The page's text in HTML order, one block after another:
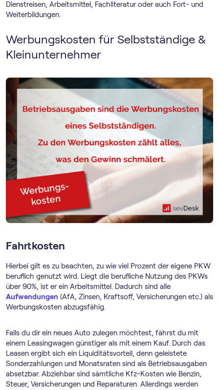
Dienstreisen, Arbeitsmittel, Fachliteratur oder auch Fort- und
Weiterbildungen.
Werbungskosten für Selbstständige &
Kleinunternehmer
Fahrtkosten
Hierbei gilt es zu beachten, zu wie viel Prozent der eigene PKW
beruflich genutzt wird. Liegt die berufliche Nutzung des PKWs
über 90%, ist er ein Arbeitsmittel. Dadurch sind alle
Aufwendungen (AfA, Zinsen, Kraftsoff, Versicherungen etc.) als
Werbungskosten abzugsfähig.
Falls du dir ein neues Auto zulegen möchtest, fährst du mit
einem Leasingwagen günstiger als mit einem Kauf. Durch das
Leasen ergibt sich ein Liquiditätsvorteil, denn geleistete
Sonderzahlungen und Monatsraten sind als Betriebsausgaben
absetzbar. Abziehbar sind sämtliche Kfz-Kosten wie Benzin,
Steuer, Versicherungen und Reparaturen. Allerdings werden